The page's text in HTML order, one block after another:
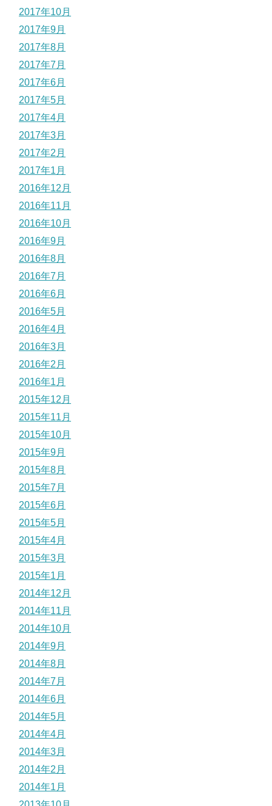
2017年10月
2017年9月
2017年8月
2017年7月
2017年6月
2017年5月
2017年4月
2017年3月
2017年2月
2017年1月
2016年12月
2016年11月
2016年10月
2016年9月
2016年8月
2016年7月
2016年6月
2016年5月
2016年4月
2016年3月
2016年2月
2016年1月
2015年12月
2015年11月
2015年10月
2015年9月
2015年8月
2015年7月
2015年6月
2015年5月
2015年4月
2015年3月
2015年1月
2014年12月
2014年11月
2014年10月
2014年9月
2014年8月
2014年7月
2014年6月
2014年5月
2014年4月
2014年3月
2014年2月
2014年1月